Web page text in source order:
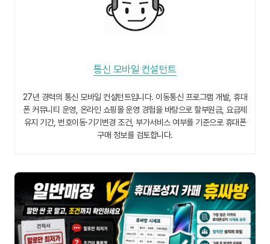
통신 모바일 컨설턴트
27년 경력의 통신 모바일 컨설턴트입니다. 이동통신 프로그램 개발, 휴대
폰 커뮤니티 운영, 온라인 쇼핑몰 운영 경험을 바탕으로 할부원금, 요금제
유지 기간, 번호이동·기기변경 조건, 부가서비스 여부를 기준으로 휴대폰
구매 정보를 검토합니다.